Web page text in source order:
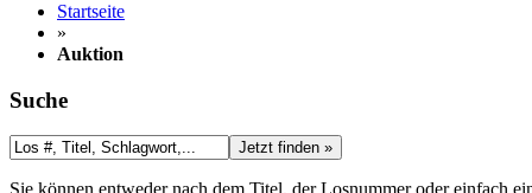
Startseite
»
Auktion
Suche
Jetzt finden »